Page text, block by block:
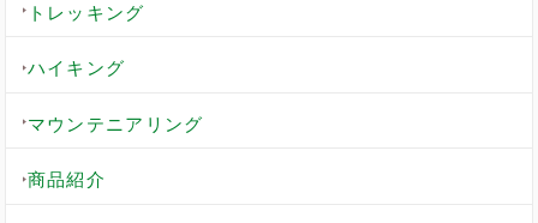
トレッキング
ハイキング
マウンテニアリング
商品紹介